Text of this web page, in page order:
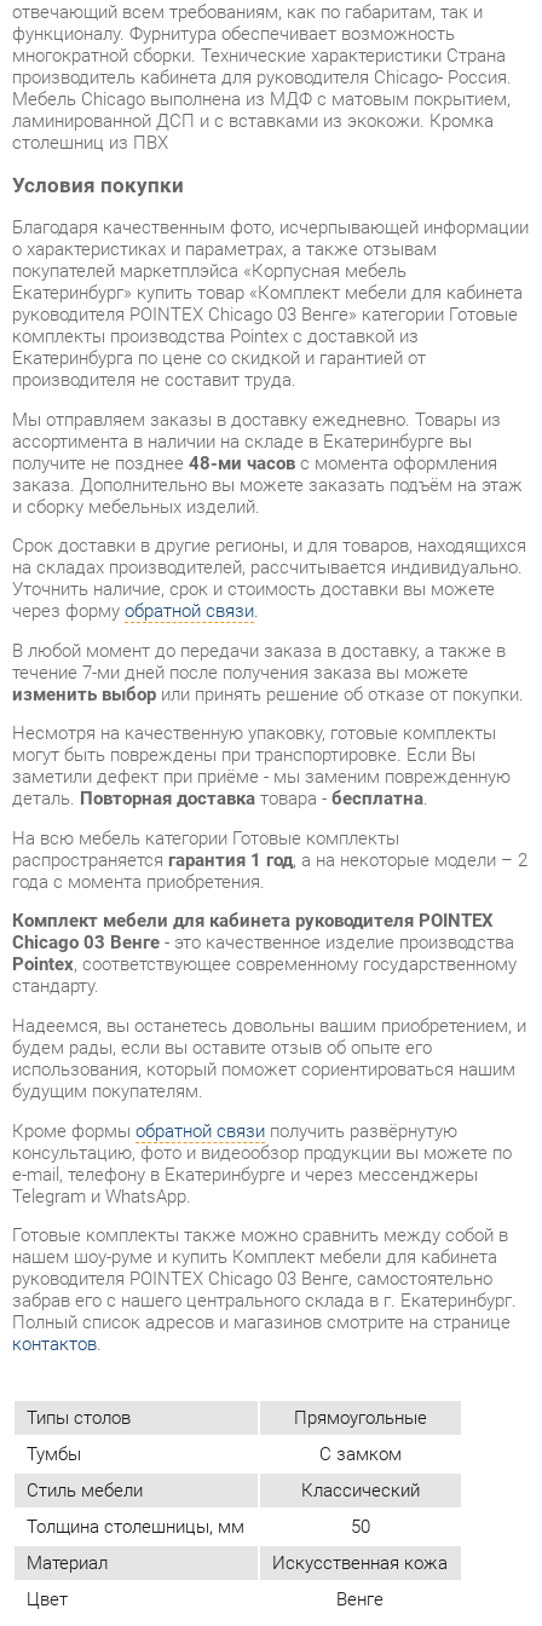
ламинированной ДСП и с вставками из экокожи. Кромка
столешниц из ПВХ
Условия покупки
Благодаря качественным фото, исчерпывающей информации
о характеристиках и параметрах, а также отзывам
покупателей маркетплэйса «Корпусная мебель
руководителя POINTEX Chicago 03 Венге» категории Готовые
Екатеринбурга по цене со скидкой и гарантией от
производителя не составит труда.
Мы отправляем заказы в доставку ежедневно. Товары из
ассортимента в наличии на складе в Екатеринбурге вы
получите не позднее48-ми часовс момента оформления
заказа. Дополнительно вы можете заказать подъём на этаж
и сборку мебельных изделий.
Срок доставки в другие регионы, и для товаров, находящихся
на складах производителей, рассчитывается индивидуально.
Уточнить наличие, срок и стоимость доставки вы можете
через формуобратной связи
В любой момент до передачи заказа в доставку, а также в
течение 7-ми дней после получения заказа вы можете
изменить выборили принять решение об отказе от покупки.
Несмотря на качественную упаковку, готовые комплекты
могут быть повреждены при транспортировке. Если Вы
деталь.Повторная доставкатовара -бесплатна.
На всю мебель категории Готовые комплекты
года с момента приобретения.
Комплект мебели для кабинета руководителя POINTEX
Chicago 03 Венге- это качественное изделие производства
стандарту.
Надеемся, вы останетесь довольны вашим приобретением, и
будем рады, если вы оставите отзыв об опыте его
использования, который поможет сориентироваться нашим
будущим покупателям.
Кроме формыобратной связиполучить развёрнутую
консультацию, фото и видеообзор продукции вы можете по
e-mail, телефону в Екатеринбурге и через мессенджеры
Telegram и WhatsApp.
Готовые комплекты также можно сравнить между собой в
нашем шоу-руме и купить Комплект мебели для кабинета
руководителя POINTEX Chicago 03 Венге, самостоятельно
забрав его с нашего центрального склада в г. Екатеринбург.
Полный список адресов и магазинов смотрите на странице
контактов.
Типы столов
Прямоугольные
Тумбы
С замком
Стиль мебели
Классический
Толщина столешницы, мм
Цвет
Венге
ОТЗЫВЫ
Пока нет отзывов, поделитесь первым своим мнением.
ДОБАВИТЬ ОТЗЫВ